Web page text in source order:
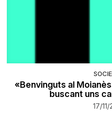
«Benvinguts al
buscant uns
17/11/